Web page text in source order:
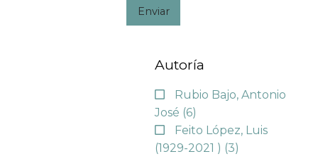
Enviar
Autoría
Rubio Bajo, Antonio
José (6)
Feito López, Luis
(1929-2021 ) (3)